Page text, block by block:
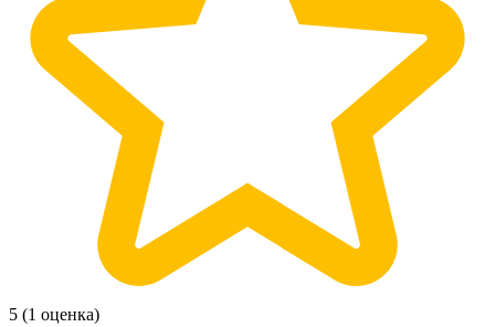
5 (1 оценка)